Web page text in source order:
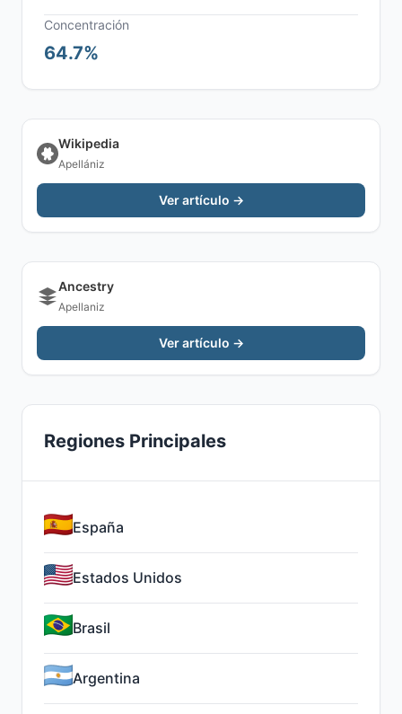
Concentración
64.7%
Wikipedia
Apellániz
Ver artículo →
Ancestry
Apellaniz
Ver artículo →
Regiones Principales
España
Estados Unidos
Brasil
Argentina